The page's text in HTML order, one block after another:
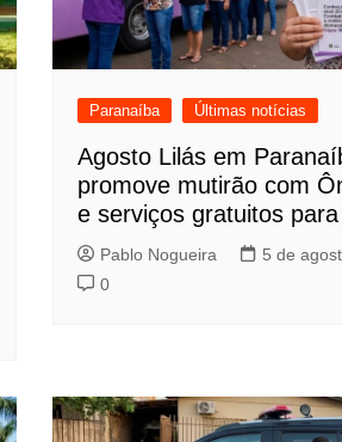
Paranaíba Últimas notícias
Agosto Lilás em
promove mutirão com
e serviços gratuitos
Pablo Nogueira
5 de
0